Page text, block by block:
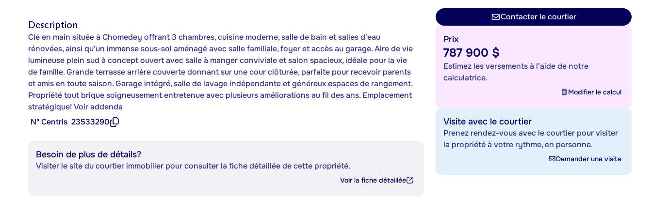
Description
Clé en main située à Chomedey offrant 3 chambres, cuisine moderne, salle de bain et salles d'eau
rénovées, ainsi qu'un immense sous-sol aménagé avec salle familiale, foyer et accès au garage. Aire de vie
lumineuse plein sud à concept ouvert avec salle à manger conviviale et salon spacieux, idéale pour la vie
de famille. Grande terrasse arrière couverte donnant sur une cour clôturée, parfaite pour recevoir parents
et amis en toute saison. Garage intégré, salle de lavage indépendante et généreux espaces de rangement.
Propriété tout brique soigneusement entretenue avec plusieurs améliorations au fil des ans. Emplacement
stratégique! Voir addenda
Nº Centris 23533290
Besoin de plus de détails?
Visiter le site du courtier immobilier pour consulter la fiche détaillée de cette propriété.
Voir la fiche détaillée
Contacter le courtier
Prix
787 900 $
Estimez les versements à l’aide de notre
calculatrice.
Modifier le calcul
Visite avec le courtier
Prenez rendez-vous avec le courtier pour visiter
la propriété à votre rythme, en personne.
Demander une visite